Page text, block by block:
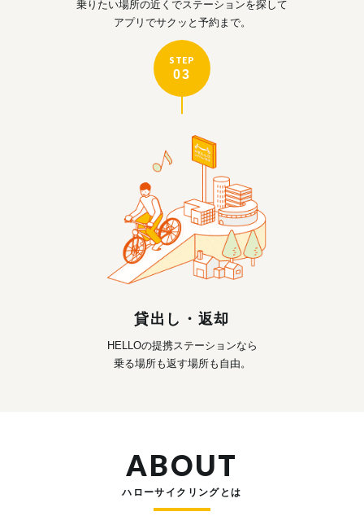
乗りたい場所の近くでステーションを探して
アプリでサクッと予約まで。
STEP
03
貸出し・返却
HELLOの提携ステーションなら
乗る場所も返す場所も自由。
ABOUT
ハローサイクリングとは